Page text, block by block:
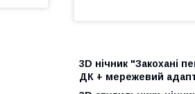
3D нічник "Закохані
ДК + мережевий